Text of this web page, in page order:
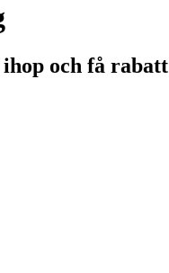
och få rabatt